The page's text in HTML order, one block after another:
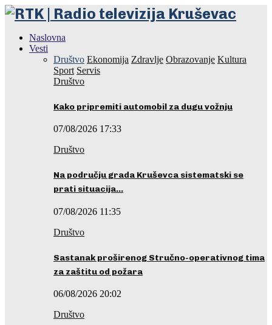
Naslovna
Vesti
Društvo Ekonomija Zdravlje Obrazovanje Kultura
Sport Servis
Društvo
Kako pripremiti automobil za dugu vožnju
07/08/2026 17:33
Društvo
Na području grada Kruševca sistematski se
prati situacija…
07/08/2026 11:35
Društvo
Sastanak proširenog Stručno-operativnog tima
za zaštitu od požara
06/08/2026 20:02
Društvo